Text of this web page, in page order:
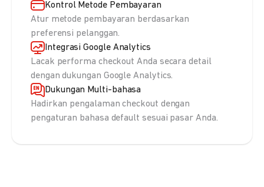
Kontrol Metode Pembayaran
Atur metode pembayaran berdasarkan
preferensi pelanggan.
Integrasi Google Analytics
Lacak performa checkout Anda secara detail
dengan dukungan Google Analytics.
Dukungan Multi-bahasa
Hadirkan pengalaman checkout dengan
pengaturan bahasa default sesuai pasar Anda.